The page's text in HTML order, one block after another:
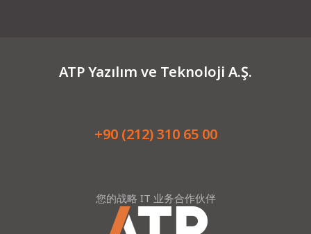
ATP Yazılım ve Teknoloji A.Ş.
+90 (212) 310 65 00
您的战略 IT 业务合作伙伴